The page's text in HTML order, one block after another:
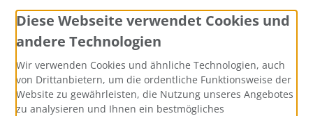
Aquarium einrichten
Stockliste Zierfische
Erlenzapfen
Zahlungsmethoden
Diese Webseite verwendet Cookies und
andere Technologien
Wir verwenden Cookies und ähnliche Technologien, auch
von Drittanbietern, um die ordentliche Funktionsweise der
Website zu gewährleisten, die Nutzung unseres Angebotes
zu analysieren und Ihnen ein bestmögliches